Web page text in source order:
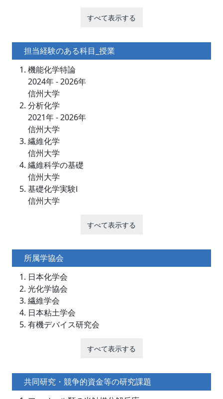
すべて表示する
担当経験のある科目_授業
機能化学特論
2024年 - 2026年
信州大学
分析化学
2021年 - 2026年
信州大学
繊維化学
信州大学
繊維科学の基礎
信州大学
基礎化学実験Ⅰ
信州大学
すべて表示する
所属学協会
日本化学会
光化学協会
繊維学会
日本粘土学会
有機デバイス研究会
すべて表示する
共同研究・競争的資金等の研究課題